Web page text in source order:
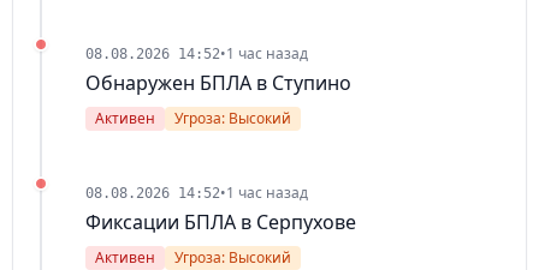
08.08.2026 14:52•1 час назад
Обнаружен БПЛА в Ступино
Активен Угроза: Высокий
08.08.2026 14:52•1 час назад
Фиксации БПЛА в Серпухове
Активен Угроза: Высокий